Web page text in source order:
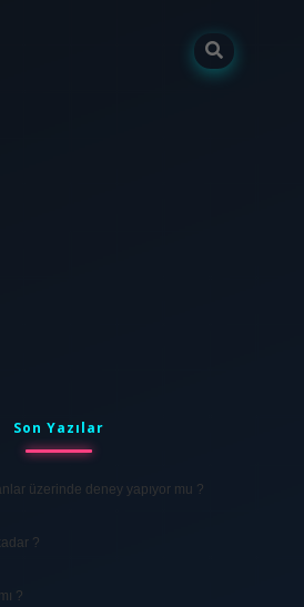
Son Yazılar
üzerinde deney yapıyor mu ?
?
?